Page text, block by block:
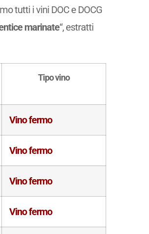
tutti i vini DOC e DOCG
marinate“, estratti
Tipo vino
Vino fermo
Vino fermo
Vino fermo
Vino fermo